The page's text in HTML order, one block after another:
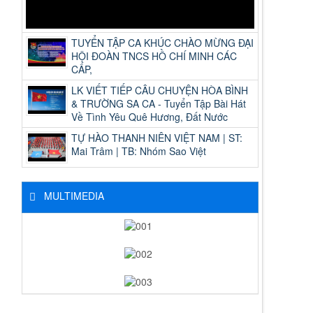
TUYỂN TẬP CA KHÚC CHÀO MỪNG ĐẠI
HỘI ĐOÀN TNCS HỒ CHÍ MINH CÁC
CẤP,
LK VIẾT TIẾP CÂU CHUYỆN HÒA BÌNH
& TRƯỜNG SA CA - Tuyển Tập Bài Hát
Về Tình Yêu Quê Hương, Đất Nước
TỰ HÀO THANH NIÊN VIỆT NAM | ST:
Mai Trâm | TB: Nhóm Sao Việt
MULTIMEDIA